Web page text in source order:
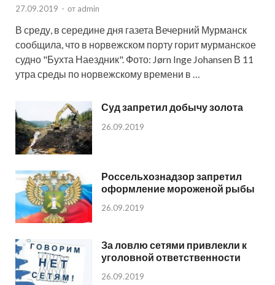
27.09.2019 - от admin
В среду, в середине дня газета Вечерний Мурманск
сообщила, что в норвежском порту горит мурманское
судно "Бухта Наездник". Фото: Jørn Inge Johansen В 11
утра среды по норвежскому времени в …
Суд запретил добычу золота
26.09.2019
Россельхознадзор запретил
оформление мороженой рыбы
26.09.2019
За ловлю сетями привлекли к
уголовной ответственности
26.09.2019